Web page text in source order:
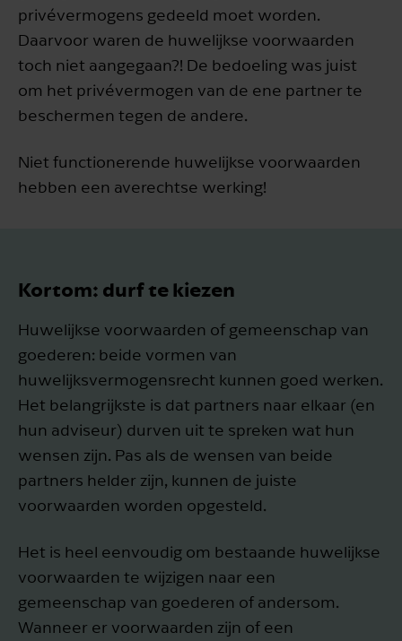
privévermogens gedeeld moet worden.
Daarvoor waren de huwelijkse voorwaarden
toch niet aangegaan?! De bedoeling was juist
om het privévermogen van de ene partner te
beschermen tegen de andere.
Niet functionerende huwelijkse voorwaarden
hebben een averechtse werking!
Kortom: durf te kiezen
Huwelijkse voorwaarden of gemeenschap van
goederen: beide vormen van
huwelijksvermogensrecht kunnen goed werken.
Het belangrijkste is dat partners naar elkaar (en
hun adviseur) durven uit te spreken wat hun
wensen zijn. Pas als de wensen van beide
partners helder zijn, kunnen de juiste
voorwaarden worden opgesteld.
Het is heel eenvoudig om bestaande huwelijkse
voorwaarden te wijzigen naar een
gemeenschap van goederen of andersom.
Wanneer er voorwaarden zijn of een